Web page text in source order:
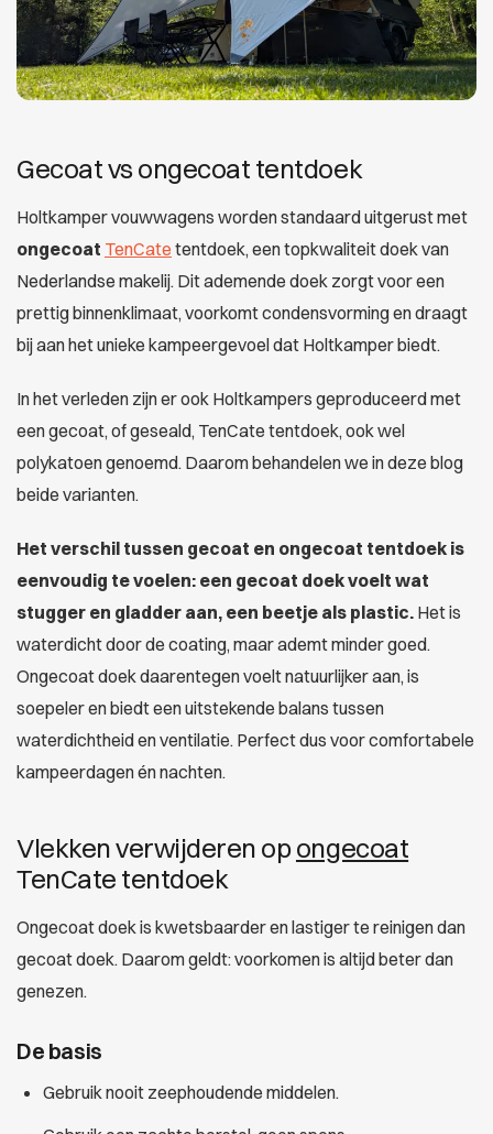
Gecoat vs ongecoat tentdoek
Holtkamper vouwwagens worden standaard uitgerust met
ongecoat TenCate tentdoek, een topkwaliteit doek van
Nederlandse makelij. Dit ademende doek zorgt voor een
prettig binnenklimaat, voorkomt condensvorming en draagt
bij aan het unieke kampeergevoel dat Holtkamper biedt.
In het verleden zijn er ook Holtkampers geproduceerd met
een gecoat, of geseald, TenCate tentdoek, ook wel
polykatoen genoemd. Daarom behandelen we in deze blog
beide varianten.
Het verschil tussen gecoat en ongecoat tentdoek is
eenvoudig te voelen: een gecoat doek voelt wat
stugger en gladder aan, een beetje als plastic. Het is
waterdicht door de coating, maar ademt minder goed.
Ongecoat doek daarentegen voelt natuurlijker aan, is
soepeler en biedt een uitstekende balans tussen
waterdichtheid en ventilatie. Perfect dus voor comfortabele
kampeerdagen én nachten.
Vlekken verwijderen opongecoat
TenCate tentdoek
Ongecoat doek is kwetsbaarder en lastiger te reinigen dan
gecoat doek. Daarom geldt: voorkomen is altijd beter dan
genezen.
De basis
Gebruik nooit zeephoudende middelen.